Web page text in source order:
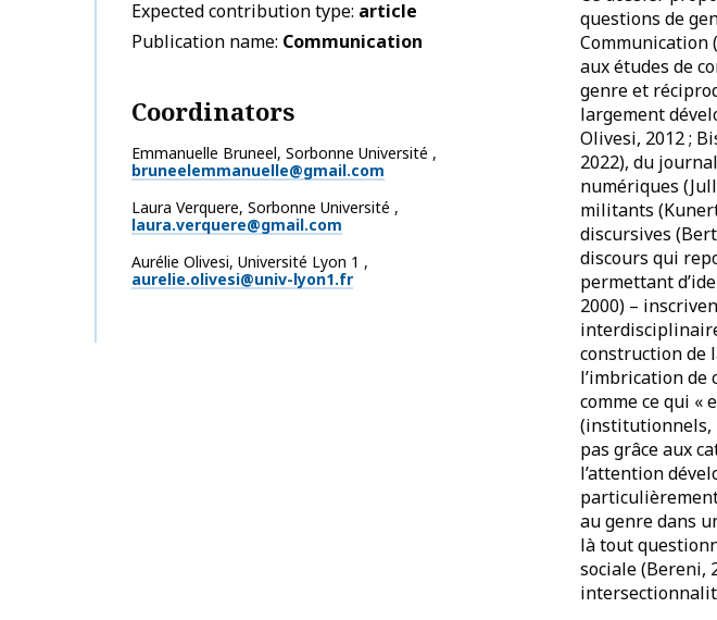
Expected contribution type article
Publication name Communication
Coordinators
Emmanuelle Bruneel, Sorbonne Université ,
bruneelemmanuelle@gmail.com
Laura Verquere, Sorbonne Université ,
laura.verquere@gmail.com
Aurélie Olivesi, Université Lyon 1 ,
aurelie.olivesi@univ-lyon1.fr
questions de
Communication
aux études de
genre et
largement
Olivesi, 2012 ;
2022), du
numériques
militants
discursives
discours qui
permettant
2000) –
construction de
l’imbrication de
comme ce qui «
(institutionnels,
pas grâce aux
l’attention
au genre dans
là tout
sociale (Bereni,